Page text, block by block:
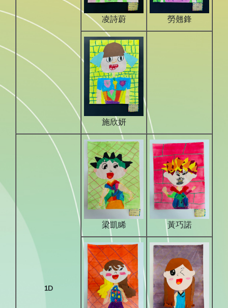
凌詩蔚 勞翹鋒
施欣妍
1D
梁凱睎 黃巧諾